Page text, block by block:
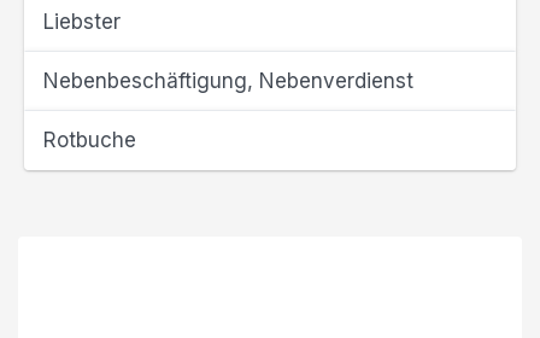
Liebster
Nebenbeschäftigung, Nebenverdienst
Rotbuche